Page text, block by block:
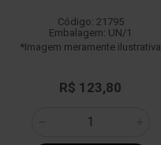
Código: 21795
Embalagem: UN/1
*Imagem meramente ilustrativa
R$ 123,80